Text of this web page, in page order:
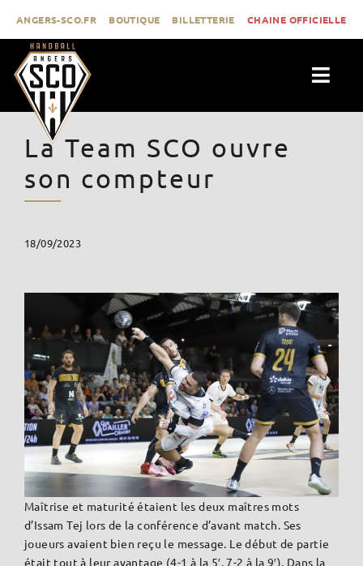
contenu
ANGERS-SCO.FR BOUTIQUE BILLETTERIE CHAINE OFFICIELLE
ACTUALITÉS
CLUB
PROLIGUE
La Team SCO ouvre
son compteur
18/09/2023
Maîtrise et maturité étaient les deux maîtres mots
d’Issam Tej lors de la conférence d’avant match. Ses
joueurs avaient bien reçu le message. Le début de partie
était tout à leur avantage (4-1 à la 5′, 7-2 à la 9′). Dans la